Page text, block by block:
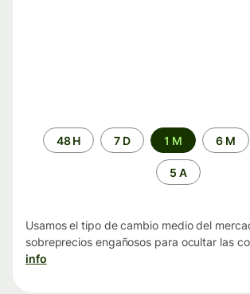
Periodo48 H 7 D 1 M 6 M
5 A
Usamos el tipo de cambio medio del
sobreprecios engañosos para ocultar las
info